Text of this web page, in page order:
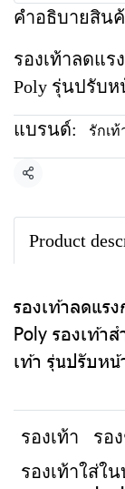
คำอธิบายสิน
รองเท้าลดแ
Poly รุ่นปรับห
แบรนด์: รักเท้
แชร์
Product
รองเท้าลดแร
Poly รองเท้า
เท้า รุ่นปรับหน้
รองเท้า รอ
รองเท้าใส่ใ